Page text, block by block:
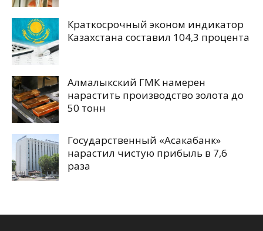
Краткосрочный эконом индикатор
Казахстана составил 104,3 процента
Алмалыкский ГМК намерен
нарастить производство золота до
50 тонн
Государственный «Асакабанк»
нарастил чистую прибыль в 7,6
раза